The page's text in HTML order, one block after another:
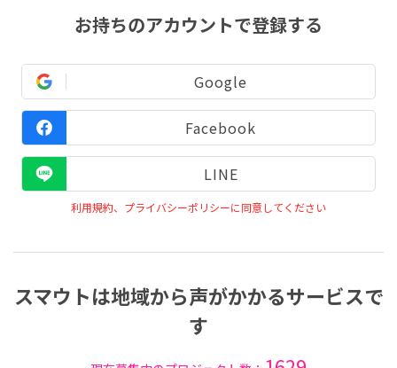
お持ちのアカウントで登録する
Google
Facebook
LINE
利用規約、プライバシーポリシーに同意してください
スマウトは地域から声がかかるサービスで
す